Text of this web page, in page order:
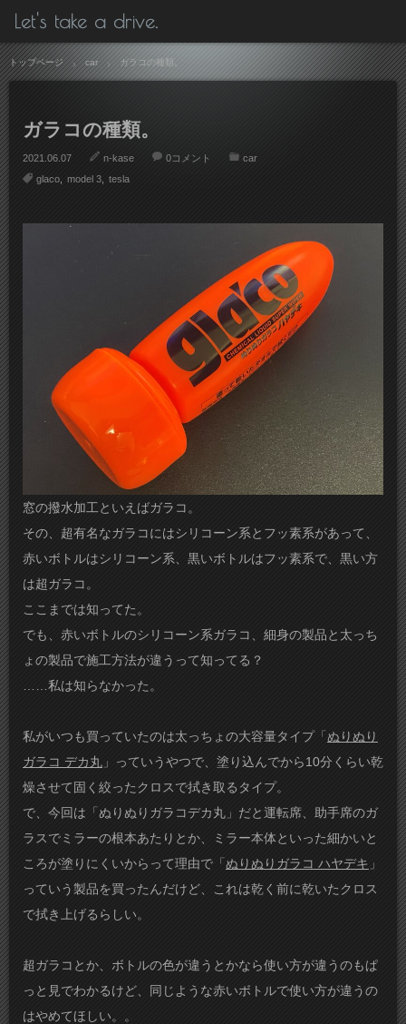
Let's take a drive.
トップページ car ガラコの種類。
ガラコの種類。
2021.06.07 n-kase 0コメント
car
glaco
model 3 tesla
窓の撥水加工といえばガラコ。
その、超有名なガラコにはシリコーン系とフッ素系があって、
赤いボトルはシリコーン系、黒いボトルはフッ素系で、黒い方
は超ガラコ。
ここまでは知ってた。
でも、赤いボトルのシリコーン系ガラコ、細身の製品と太っち
ょの製品で施工方法が違うって知ってる？
……私は知らなかった。
私がいつも買っていたのは太っちょの大容量タイプ「ぬりぬり
ガラコ デカ丸 」っていうやつで、塗り込んでから10分くらい乾
燥させて固く絞ったクロスで拭き取るタイプ。
で、今回は「ぬりぬりガラコデカ丸」だと運転席、助手席のガ
ラスでミラーの根本あたりとか、ミラー本体といった細かいと
ころが塗りにくいからって理由で「ぬりぬりガラコ ハヤデキ 」
っていう製品を買ったんだけど、これは乾く前に乾いたクロス
で拭き上げるらしい。
超ガラコとか、ボトルの色が違うとかなら使い方が違うのもぱ
っと見でわかるけど、同じような赤いボトルで使い方が違うの
はやめてほしい。。